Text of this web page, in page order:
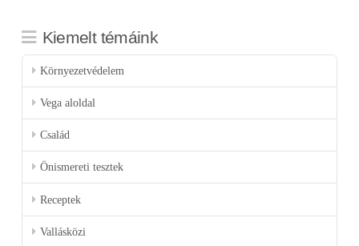
Kiemelt témáink
Környezetvédelem
Vega aloldal
Család
Önismereti tesztek
Receptek
Vallásközi